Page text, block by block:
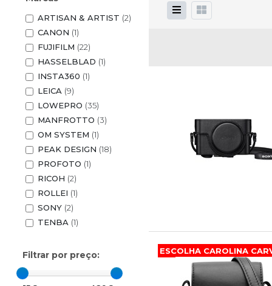
ARTISAN & ARTIST (2)
CANON (1)
FUJIFILM (22)
HASSELBLAD (1)
INSTA360 (1)
LEICA (9)
LOWEPRO (35)
MANFROTTO (3)
OM SYSTEM (1)
PEAK DESIGN (18)
PROFOTO (1)
RICOH (2)
ROLLEI (1)
SONY (2)
TENBA (1)
Filtrar por preço: ESCOLHA CAROLINA